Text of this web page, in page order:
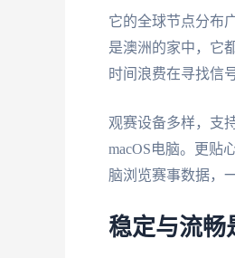
它的全球节点分布
是澳洲的家中，它
时间浪费在寻找信
观赛设备多样，支
macOS电脑。更贴
脑浏览赛事数据，
稳定与流畅